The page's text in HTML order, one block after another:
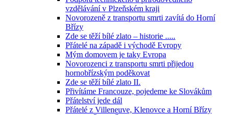
vzdělávání v Plzeňském kraji
Novorozeně z transportu smrti zavítá do Horní
Břízy
Zde se těží bílé zlato – historie .....
Přátelé na západě i východě Evropy
Mým domovem je taky Evropa
Novorozenci z transportu smrti přijedou
hornobřízským poděkovat
Zde se těží bílé zlato II.
Přivítáme Francouze, pojedeme ke Slovákům
Přátelství jede dál
Přátelé z Villeneuve, Klenovce a Horní Břízy